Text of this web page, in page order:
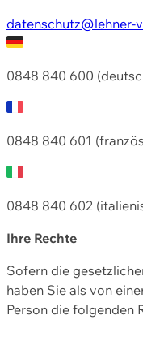
datenschutz@lehner-
0848 840 600
0848 840 601
0848 840 602
Ihre Rechte
Sofern die
haben Sie als von
Person die folgenden